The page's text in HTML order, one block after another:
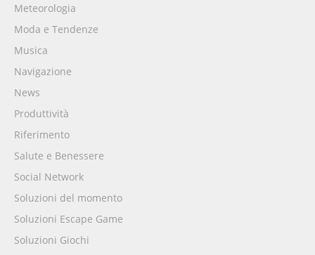
Meteorologia
Moda e Tendenze
Musica
Navigazione
News
Produttività
Riferimento
Salute e Benessere
Social Network
Soluzioni del momento
Soluzioni Escape Game
Soluzioni Giochi